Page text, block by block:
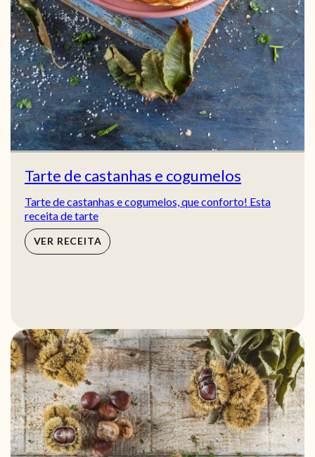
Tarte de castanhas e cogumelos
Tarte de castanhas e cogumelos, que conforto! Esta
receita de tarte
VER RECEITA